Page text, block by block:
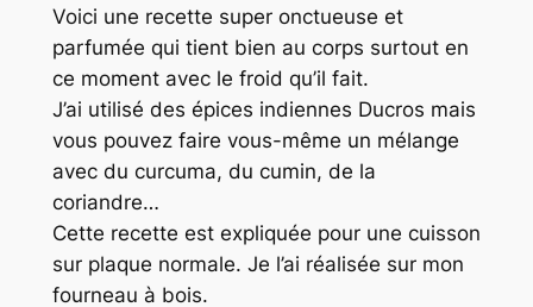
Voici une recette super onctueuse et
parfumée qui tient bien au corps surtout en
ce moment avec le froid qu’il fait.
J’ai utilisé des épices indiennes Ducros mais
vous pouvez faire vous-même un mélange
avec du curcuma, du cumin, de la
coriandre…
Cette recette est expliquée pour une cuisson
sur plaque normale. Je l’ai réalisée sur mon
fourneau à bois.